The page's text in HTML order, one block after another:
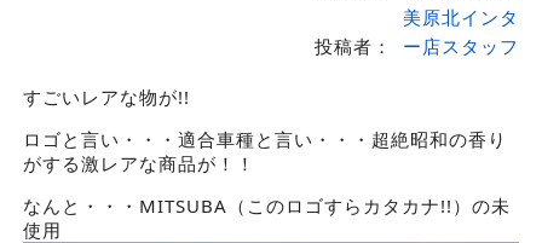
投稿者：
美原北インタ
ー店スタッフ
すごいレアな物が!!
ロゴと言い・・・適合車種と言い・・・超絶昭和の香り
がする激レアな商品が！！
なんと・・・MITSUBA（このロゴすらカタカナ!!）の未
使用